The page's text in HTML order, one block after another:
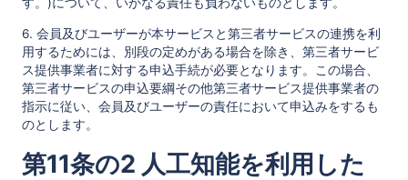
す。)について、いかなる責任も負わないものとします。
6. 会員及びユーザーが本サービスと第三者サービスの連携を利
用するためには、別段の定めがある場合を除き、第三者サービ
ス提供事業者に対する申込手続が必要となります。この場合、
第三者サービスの申込要綱その他第三者サービス提供事業者の
指示に従い、会員及びユーザーの責任において申込みをするも
のとします。
第11条の2 人工知能を利用した